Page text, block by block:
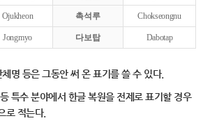
Ojukheon 촉석루 Chokseongnu
Jongmyo 다보탑 Dabotap
명 등은 그동안 써 온 표기를 쓸 수 있다.
특수 분야에서 한글 복원을 전제로 표기할 경우
로 적는다.